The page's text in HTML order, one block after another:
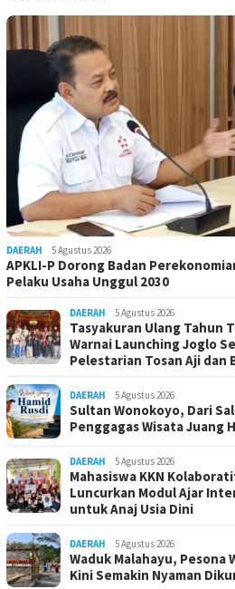
DAERAH 5 Agustus 2026
APKLI-P Dorong Badan
Pelaku Usaha Unggul 2030
DAERAH 5 Agustus 2026
Tasyakuran Ulang Tahun
Warnai Launching Joglo
Pelestarian Tosan Aji dan
DAERAH 5 Agustus 2026
Sultan Wonokoyo, Dari
Penggagas Wisata Juang
DAERAH 5 Agustus 2026
Mahasiswa KKN
Luncurkan Modul Ajar
untuk Anaj Usia Dini
DAERAH 5 Agustus 2026
Waduk Malahayu, Pesona
Kini Semakin Nyaman